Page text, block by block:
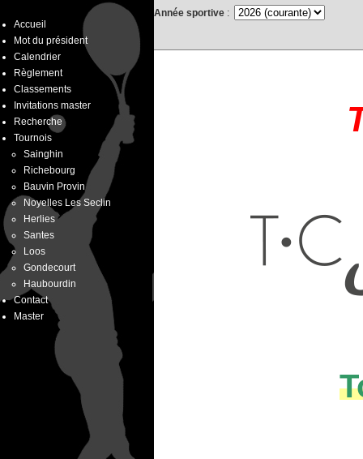
Accueil
Mot du président
Calendrier
Règlement
Classements
Invitations master
Recherche
Tournois
Sainghin
Richebourg
Bauvin Provin
Noyelles Les Seclin
Herlies
Santes
Loos
Gondecourt
Haubourdin
Contact
Master
Année sportive :